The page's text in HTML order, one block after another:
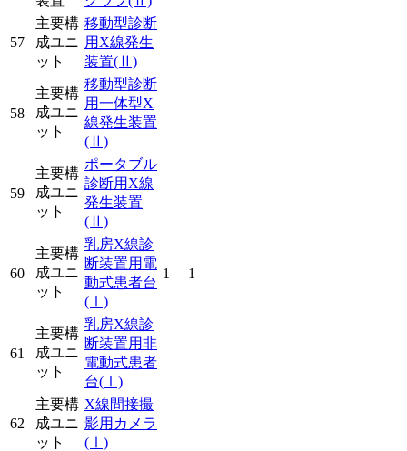
57
主要構
成ユニ
ット
移動型診断
用X線発生
装置(Ⅱ)
58
主要構
成ユニ
ット
移動型診断
用一体型X
線発生装置
(Ⅱ)
59
主要構
成ユニ
ット
ポータブル
診断用X線
発生装置
(Ⅱ)
60
主要構
成ユニ
ット
乳房X線診
断装置用電
動式患者台
(Ⅰ)
1 1
61
主要構
成ユニ
ット
乳房X線診
断装置用非
電動式患者
台(Ⅰ)
62
主要構
成ユニ
ット
X線間接撮
影用カメラ
(Ⅰ)